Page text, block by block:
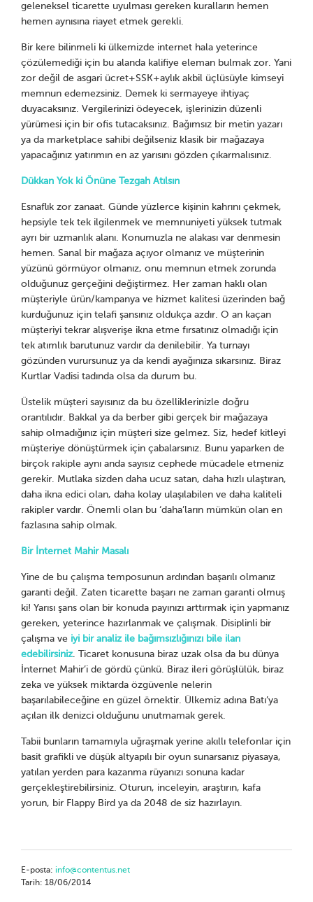
geleneksel ticarette uyulması gereken kuralların hemen
hemen aynısına riayet etmek gerekli.
Bir kere bilinmeli ki ülkemizde internet hala yeterince
çözülemediği için bu alanda kalifiye eleman bulmak zor. Yani
zor değil de asgari ücret+SSK+aylık akbil üçlüsüyle kimseyi
memnun edemezsiniz. Demek ki sermayeye ihtiyaç
duyacaksınız. Vergilerinizi ödeyecek, işlerinizin düzenli
yürümesi için bir ofis tutacaksınız. Bağımsız bir metin yazarı
ya da marketplace sahibi değilseniz klasik bir mağazaya
yapacağınız yatırımın en az yarısını gözden çıkarmalısınız.
Dükkan Yok ki Önüne Tezgah Atılsın
Esnaflık zor zanaat. Günde yüzlerce kişinin kahrını çekmek,
hepsiyle tek tek ilgilenmek ve memnuniyeti yüksek tutmak
ayrı bir uzmanlık alanı. Konumuzla ne alakası var denmesin
hemen. Sanal bir mağaza açıyor olmanız ve müşterinin
yüzünü görmüyor olmanız, onu memnun etmek zorunda
olduğunuz gerçeğini değiştirmez. Her zaman haklı olan
müşteriyle ürün/kampanya ve hizmet kalitesi üzerinden bağ
kurduğunuz için telafi şansınız oldukça azdır. O an kaçan
müşteriyi tekrar alışverişe ikna etme fırsatınız olmadığı için
tek atımlık barutunuz vardır da denilebilir. Ya turnayı
gözünden vurursunuz ya da kendi ayağınıza sıkarsınız. Biraz
Kurtlar Vadisi tadında olsa da durum bu.
Üstelik müşteri sayısınız da bu özelliklerinizle doğru
orantılıdır. Bakkal ya da berber gibi gerçek bir mağazaya
sahip olmadığınız için müşteri size gelmez. Siz, hedef kitleyi
müşteriye dönüştürmek için çabalarsınız. Bunu yaparken de
birçok rakiple aynı anda sayısız cephede mücadele etmeniz
gerekir. Mutlaka sizden daha ucuz satan, daha hızlı ulaştıran,
daha ikna edici olan, daha kolay ulaşılabilen ve daha kaliteli
rakipler vardır. Önemli olan bu ‘daha’ların mümkün olan en
fazlasına sahip olmak.
Bir İnternet Mahir Masalı
Yine de bu çalışma temposunun ardından başarılı olmanız
garanti değil. Zaten ticarette başarı ne zaman garanti olmuş
ki! Yarısı şans olan bir konuda payınızı arttırmak için yapmanız
gereken, yeterince hazırlanmak ve çalışmak. Disiplinli bir
çalışma ve iyi bir analiz ile bağımsızlığınızı bile ilan
edebilirsiniz. Ticaret konusuna biraz uzak olsa da bu dünya
İnternet Mahir’i de gördü çünkü. Biraz ileri görüşlülük, biraz
zeka ve yüksek miktarda özgüvenle nelerin
başarılabileceğine en güzel örnektir. Ülkemiz adına Batı’ya
açılan ilk denizci olduğunu unutmamak gerek.
Tabii bunların tamamıyla uğraşmak yerine akıllı telefonlar için
basit grafikli ve düşük altyapılı bir oyun sunarsanız piyasaya,
yatılan yerden para kazanma rüyanızı sonuna kadar
gerçekleştirebilirsiniz. Oturun, inceleyin, araştırın, kafa
yorun, bir Flappy Bird ya da 2048 de siz hazırlayın.
E-posta: info@contentus.net
Tarih: 18/06/2014